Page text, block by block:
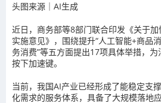
头图来源｜AI生成
近日，商务部等8部门联合印发《关于加
实施意见》，围绕提升“人工智能+商品
务消费”等五方面提出17项具体举措，
按下加速键。
当前，我国AI产业已经形成了能稳定支
化需求的服务体系，具备了大规模落地